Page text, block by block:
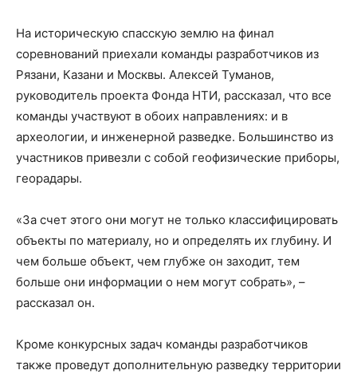
На историческую спасскую землю на финал
соревнований приехали команды разработчиков из
Рязани, Казани и Москвы. Алексей Туманов,
руководитель проекта Фонда НТИ, рассказал, что все
команды участвуют в обоих направлениях: и в
археологии, и инженерной разведке. Большинство из
участников привезли с собой геофизические приборы,
георадары.
«За счет этого они могут не только классифицировать
объекты по материалу, но и определять их глубину. И
чем больше объект, чем глубже он заходит, тем
больше они информации о нем могут собрать», –
рассказал он.
Кроме конкурсных задач команды разработчиков
также проведут дополнительную разведку территории